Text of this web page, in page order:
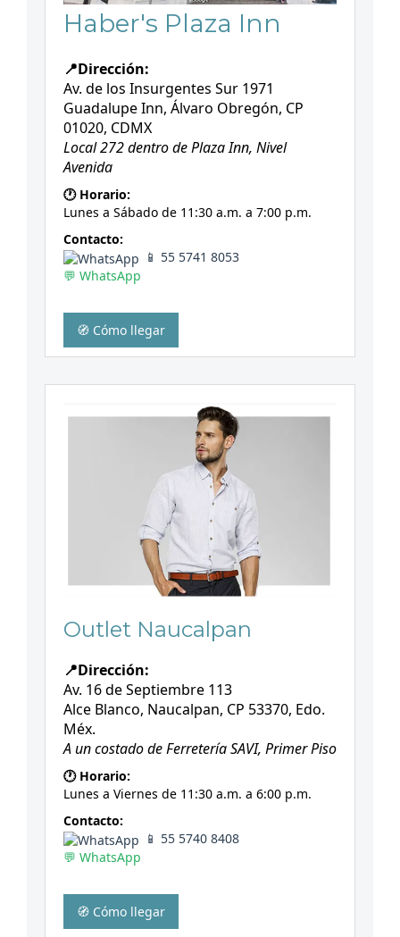
Haber's Plaza Inn
📍Dirección:
Av. de los Insurgentes Sur 1971
Guadalupe Inn, Álvaro Obregón, CP
01020, CDMX
Local 272 dentro de Plaza Inn, Nivel
Avenida
🕐 Horario:
Lunes a Sábado de 11:30 a.m. a 7:00 p.m.
Contacto:
📱 55 5741 8053
💬 WhatsApp
🧭 Cómo llegar
Outlet Naucalpan
📍Dirección:
Av. 16 de Septiembre 113
Alce Blanco, Naucalpan, CP 53370, Edo.
Méx.
A un costado de Ferretería SAVI, Primer Piso
🕐 Horario:
Lunes a Viernes de 11:30 a.m. a 6:00 p.m.
Contacto:
📱 55 5740 8408
💬 WhatsApp
🧭 Cómo llegar